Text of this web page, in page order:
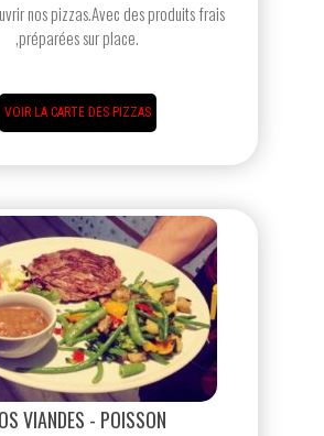
nos pizzas.Avec des produits frais
,préparées sur place.
VOIR LA CARTE DES PIZZAS
VIANDES - POISSON